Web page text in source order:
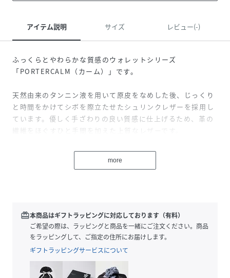
アイテム説明 サイズ レビュー(-)
ふっくらとやわらかな質感のウォレットシリーズ
「PORTERCALM（カーム）」です。
天然由来のタンニン液を用いて原皮をなめした後、じっくり
と時間をかけてシボを際立たせたシュリンクレザーを採用し
ています。優しく手ざわりの良い質感に仕上げるため、革の
繊維をほぐすひと手間を加えた上質なレザーです。
内装にポーターを象徴する鮮やかなオレンジカラーの生地を
採用しています。外装には二重リングを備え、カラビナやウ
ことで、カジュアルな雰囲気を高めて表情を豊かにしまし
シンプルなデザインのヨコ型ウォレットは、内装にオープン
タイプとファスナータイプの2種類の札入と複数のカード段
を備えています。また、背面に小銭入れとして使用できるフ
more
redeem本商品はギフトラッピングに対応しております（有料）
ご希望の際は、ラッピングと商品を一緒にご注文ください。商品
をラッピングして、ご指定の住所にお届けします。
ギフトラッピングサービスについて